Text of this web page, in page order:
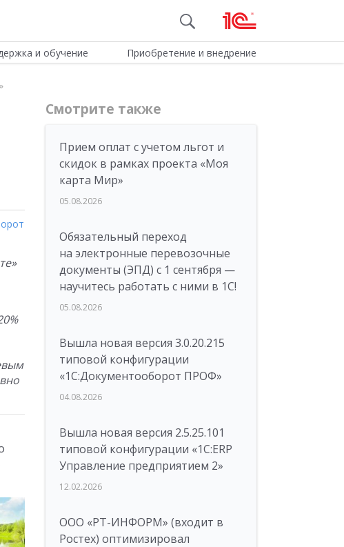
и обучение Приобретение и внедрение
Смотрите также
Прием оплат с учетом льгот и
скидок в рамках проекта «Моя
карта Мир»
05.08.2026
Обязательный переход
на электронные перевозочные
документы (ЭПД) с 1 сентября —
научитесь работать с ними в 1С!
05.08.2026
Вышла новая версия 3.0.20.215
типовой конфигурации
«1С:Документооборот ПРОФ»
04.08.2026
Вышла новая версия 2.5.25.101
типовой конфигурации «1С:ERP
Управление предприятием 2»
12.02.2026
ООО «РТ-ИНФОРМ» (входит в
Ростех) оптимизировал